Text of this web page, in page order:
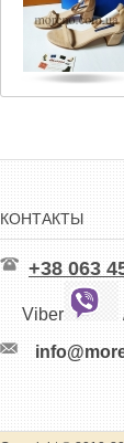
КОНТАКТЫ
+38 063
Viber